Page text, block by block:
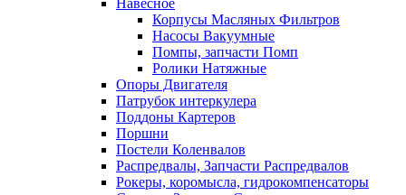
Навесное
Корпусы Масляных Фильтров
Насосы Вакуумные
Помпы, запчасти Помп
Ролики Натяжные
Опоры Двигателя
Патрубок интеркулера
Поддоны Картеров
Поршни
Постели Коленвалов
Распредвалы, Запчасти Распредвалов
Рокеры, коромысла, гидрокомпенсаторы